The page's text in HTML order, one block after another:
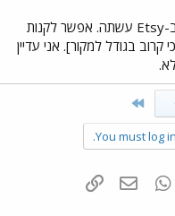
זה יומן ריק שמישהי מאוד מוכשרת ב-Etsy עשתה. אפשר לקנות
קרוב בגודל למקור]. אני עדיין
You must log
WhatsAppדואר אלקטרוני